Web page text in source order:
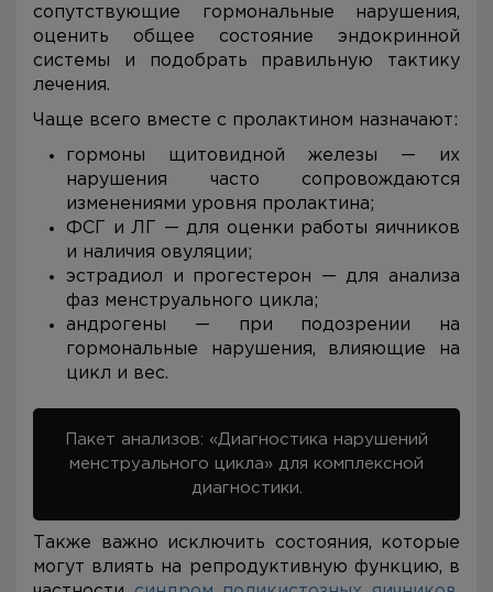
сопутствующие гормональные нарушения,
оценить общее состояние эндокринной
системы и подобрать правильную тактику
лечения.
Чаще всего вместе с пролактином назначают:
гормоны щитовидной железы — их
нарушения часто сопровождаются
изменениями уровня пролактина;
ФСГ и ЛГ — для оценки работы яичников
и наличия овуляции;
эстрадиол и прогестерон — для анализа
фаз менструального цикла;
андрогены — при подозрении на
гормональные нарушения, влияющие на
цикл и вес.
Пакет анализов: «Диагностика нарушений
менструального цикла» для комплексной
диагностики.
Также важно исключить состояния, которые
могут влиять на репродуктивную функцию, в